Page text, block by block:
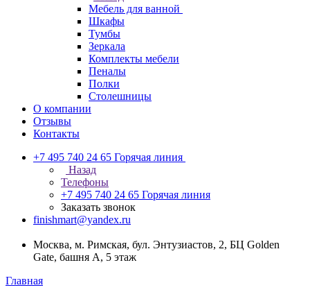
Мебель для ванной
Шкафы
Тумбы
Зеркала
Комплекты мебели
Пеналы
Полки
Столешницы
О компании
Отзывы
Контакты
+7 495 740 24 65 Горячая линия
Назад
Телефоны
+7 495 740 24 65 Горячая линия
Заказать звонок
finishmart@yandex.ru
Москва, м. Римская, бул. Энтузиастов, 2, БЦ Golden
Gate, башня А, 5 этаж
Главная